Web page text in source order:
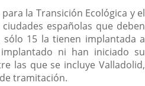
la Transición Ecológica y el
españolas que deben
sólo 15 la tienen implantada a
ni han iniciado su
las que se incluye Valladolid,
tramitación.